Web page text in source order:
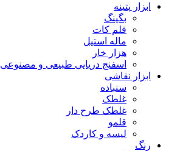
ابزار پتینه
بگینگ
قلم کات
ماله استیل
هزار خار
اسفنج دریایی طبیعی و مصنوعی
ابزار نقاشی
سنباده
غلطک
غلطک طرح دار
قلمو
لیسه و کاردک
رنگ